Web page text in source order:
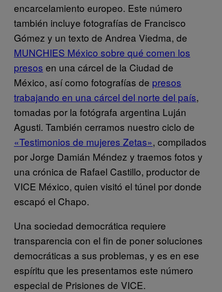
encarcelamiento europeo. Este número
también incluye fotografías de Francisco
Gómez y un texto de Andrea Viedma, de
MUNCHIES México sobre qué comen los
presos en una cárcel de la Ciudad de
México, así como fotografías de presos
trabajando en una cárcel del norte del país,
tomadas por la fotógrafa argentina Luján
Agusti. También cerramos nuestro ciclo de
«Testimonios de mujeres Zetas», compilados
por Jorge Damián Méndez y traemos fotos y
una crónica de Rafael Castillo, productor de
VICE México, quien visitó el túnel por donde
escapó el Chapo.
Una sociedad democrática requiere
transparencia con el fin de poner soluciones
democráticas a sus problemas, y es en ese
espíritu que les presentamos este número
especial de Prisiones de VICE.